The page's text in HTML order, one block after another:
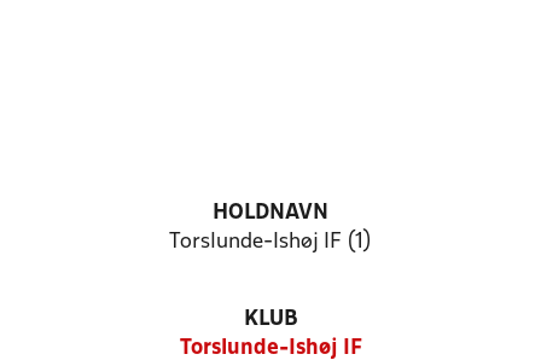
HOLDNAVN
Torslunde-Ishøj IF (1)
KLUB
Torslunde-Ishøj IF